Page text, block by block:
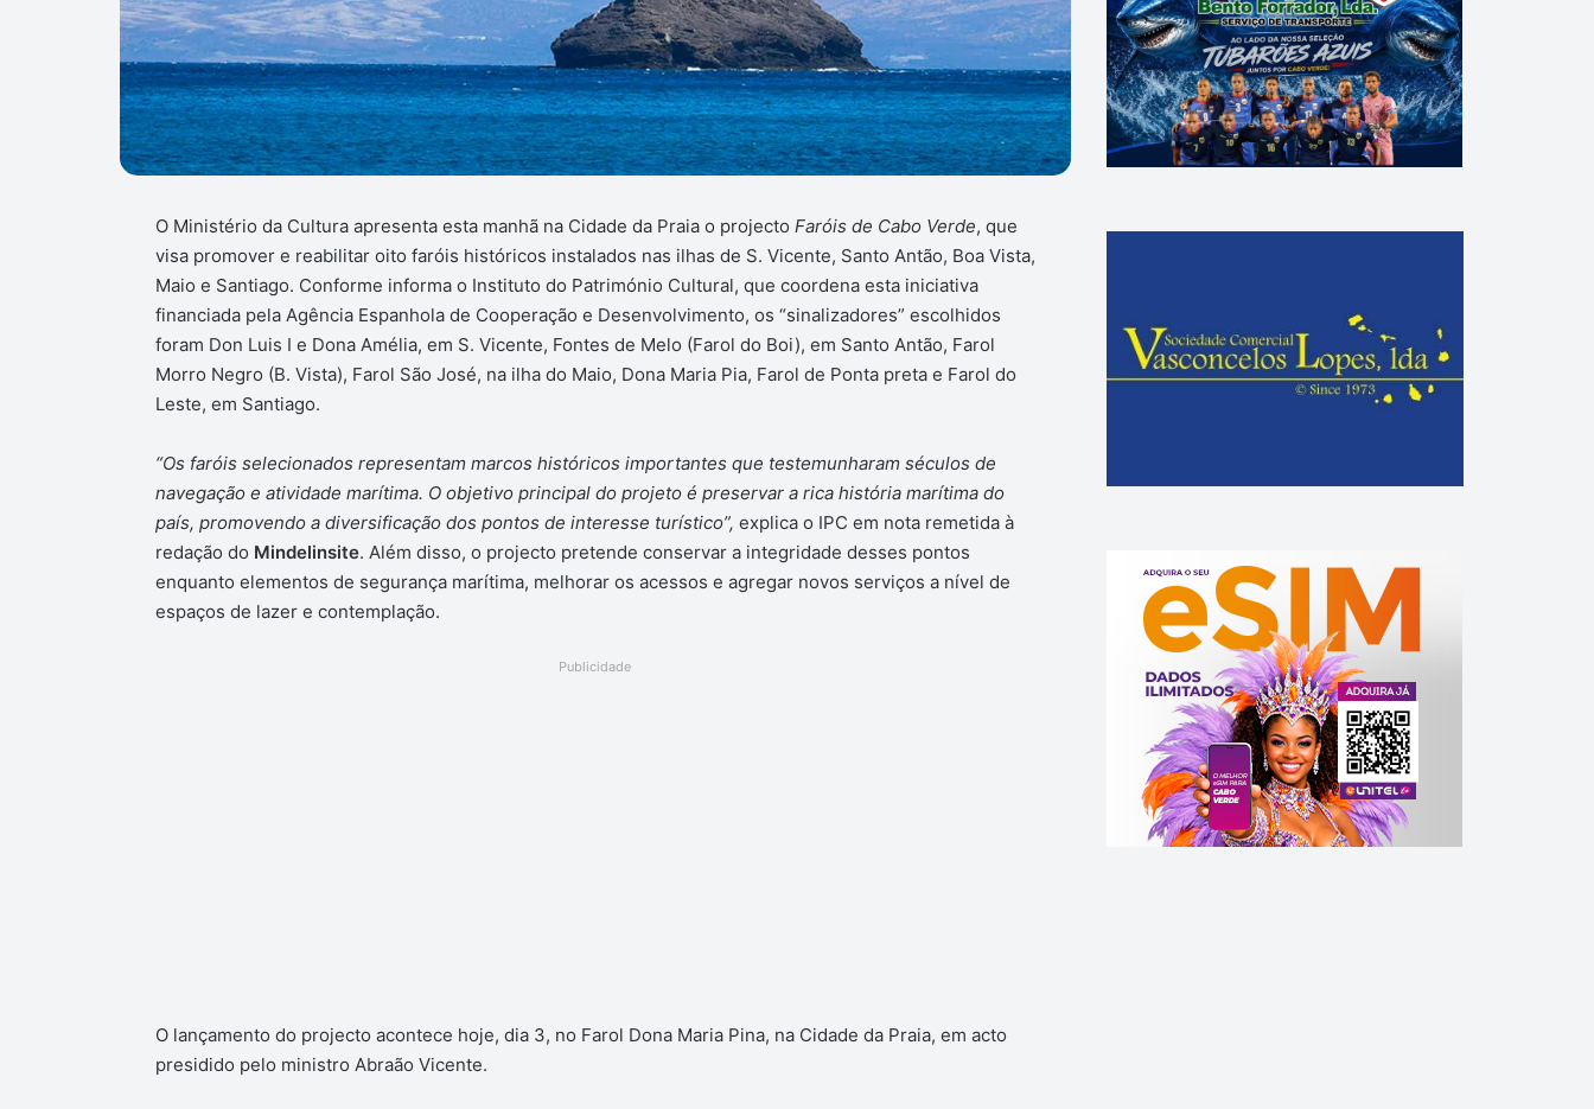
O Ministério da Cultura apresenta esta manhã na Cidade da Praia o projecto Faróis de Cabo Verde, que
visa promover e reabilitar oito faróis históricos instalados nas ilhas de S. Vicente, Santo Antão, Boa Vista,
Maio e Santiago. Conforme informa o Instituto do Património Cultural, que coordena esta iniciativa
financiada pela Agência Espanhola de Cooperação e Desenvolvimento, os “sinalizadores” escolhidos
foram Don Luis I e Dona Amélia, em S. Vicente, Fontes de Melo (Farol do Boi), em Santo Antão, Farol
Morro Negro (B. Vista), Farol São José, na ilha do Maio, Dona Maria Pia, Farol de Ponta preta e Farol do
Leste, em Santiago.
“Os faróis selecionados representam marcos históricos importantes que testemunharam séculos de
navegação e atividade marítima. O objetivo principal do projeto é preservar a rica história marítima do
país, promovendo a diversificação dos pontos de interesse turístico”, explica o IPC em nota remetida à
redação do Mindelinsite. Além disso, o projecto pretende conservar a integridade desses pontos
enquanto elementos de segurança marítima, melhorar os acessos e agregar novos serviços a nível de
espaços de lazer e contemplação.
Publicidade
O lançamento do projecto acontece hoje, dia 3, no Farol Dona Maria Pina, na Cidade da Praia, em acto
presidido pelo ministro Abraão Vicente.